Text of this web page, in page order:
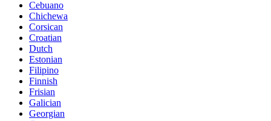
Cebuano
Chichewa
Corsican
Croatian
Dutch
Estonian
Filipino
Finnish
Frisian
Galician
Georgian